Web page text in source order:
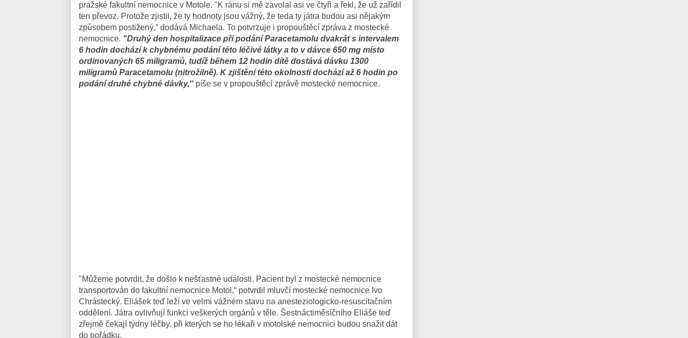
pražské fakultní nemocnice v Motole. "K ránu si mě zavolal asi ve čtyři a řekl, že už zařídil
ten převoz. Protože zjistil, že ty hodnoty jsou vážný, že teda ty játra budou asi nějakým
způsobem postižený,“ dodává Michaela. To potvrzuje i propouštěcí zpráva z mostecké
nemocnice. "Druhý den hospitalizace při podání Paracetamolu dvakrát s intervalem
6 hodin dochází k chybnému podání této léčivé látky a to v dávce 650 mg místo
ordinovaných 65 miligramů, tudíž během 12 hodin dítě dostává dávku 1300
miligramů Paracetamolu (nitrožilně). K zjištění této okolnosti dochází až 6 hodin po
podání druhé chybné dávky,“ píše se v propouštěcí zprávě mostecké nemocnice.
"Můžeme potvrdit, že došlo k nešťastné události. Pacient byl z mostecké nemocnice
transportován do fakultní nemocnice Motol,“ potvrdil mluvčí mostecké nemocnice Ivo
Chrástecký. Eliášek teď leží ve velmi vážném stavu na anesteziologicko-resuscitačním
oddělení. Játra ovlivňují funkci veškerých orgánů v těle. Šestnáctiměsíčního Eliáše teď
zřejmě čekají týdny léčby, při kterých se ho lékaři v motolské nemocnici budou snažit dát
do pořádku.